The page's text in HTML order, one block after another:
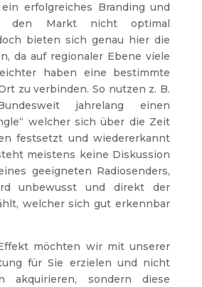
erfolgreiches Branding und
den Markt nicht optimal
bieten sich genau hier die
da auf regionaler Ebene viele
haben eine bestimmte
zu verbinden. So nutzen z. B.
jahrelang einen
welcher sich über die Zeit
festsetzt und wiedererkannt
meistens keine Diskussion
geeigneten Radiosenders,
unbewusst und direkt der
welcher sich gut erkennbar
möchten wir mit unserer
für Sie erzielen und nicht
akquirieren, sondern diese